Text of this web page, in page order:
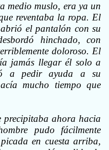
medio muslo, era ya un
reventaba la ropa. El
el pantalón con su
hinchado, con
doloroso. El
jamás llegar él solo a
a pedir ayuda a su
mucho tiempo que
precipitaba ahora hacia
pudo fácilmente
en cuesta arriba,